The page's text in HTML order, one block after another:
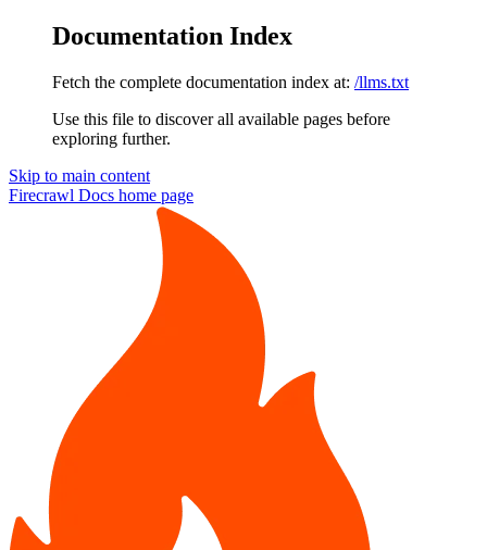
Documentation Index
Fetch the complete documentation index at: /llms.txt
Use this file to discover all available pages before
exploring further.
Skip to main content
Firecrawl Docs home page